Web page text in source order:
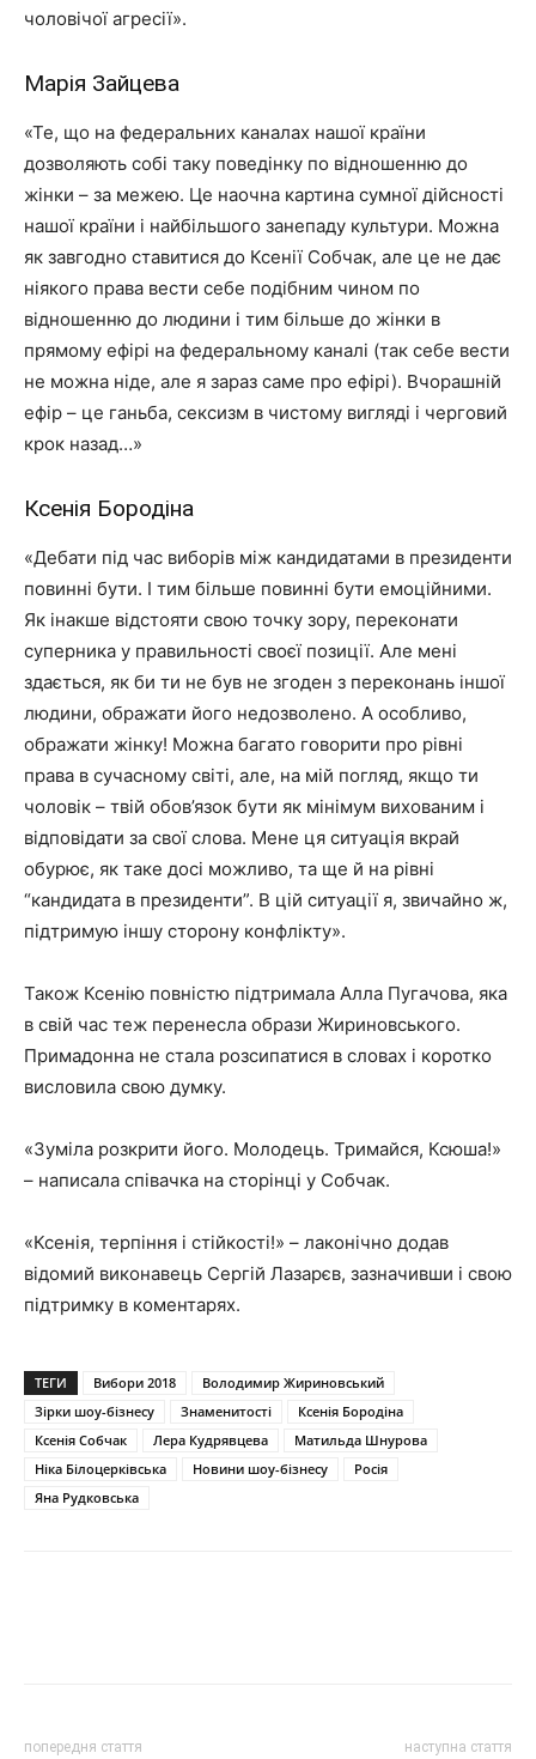
чоловічої агресії».
Марія Зайцева
«Те, що на федеральних каналах нашої країни
дозволяють собі таку поведінку по відношенню до
жінки – за межею. Це наочна картина сумної дійсності
нашої країни і найбільшого занепаду культури. Можна
як завгодно ставитися до Ксенії Собчак, але це не дає
ніякого права вести себе подібним чином по
відношенню до людини і тим більше до жінки в
прямому ефірі на федеральному каналі (так себе вести
не можна ніде, але я зараз саме про ефірі). Вчорашній
ефір – це ганьба, сексизм в чистому вигляді і черговий
крок назад…»
Ксенія Бородіна
«Дебати під час виборів між кандидатами в президенти
повинні бути. І тим більше повинні бути емоційними.
Як інакше відстояти свою точку зору, переконати
суперника у правильності своєї позиції. Але мені
здається, як би ти не був не згоден з переконань іншої
людини, ображати його недозволено. А особливо,
ображати жінку! Можна багато говорити про рівні
права в сучасному світі, але, на мій погляд, якщо ти
чоловік – твій обов’язок бути як мінімум вихованим і
відповідати за свої слова. Мене ця ситуація вкрай
обурює, як таке досі можливо, та ще й на рівні
“кандидата в президенти”. В цій ситуації я, звичайно ж,
підтримую іншу сторону конфлікту».
Також Ксенію повністю підтримала Алла Пугачова, яка
в свій час теж перенесла образи Жириновського.
Примадонна не стала розсипатися в словах і коротко
висловила свою думку.
«Зуміла розкрити його. Молодець. Тримайся, Ксюша!»
– написала співачка на сторінці у Собчак.
«Ксенія, терпіння і стійкості!» – лаконічно додав
відомий виконавець Сергій Лазарєв, зазначивши і свою
підтримку в коментарях.
ТЕГИ Вибори 2018
Володимир Жириновський
Зірки шоу-бізнесу
Знаменитості
Ксенія Бородіна
Ксенія Собчак
Лера Кудрявцева
Матильда Шнурова
Ніка Білоцерківська
Новини шоу-бізнесу
Росія
Яна Рудковська
попередня стаття наступна стаття